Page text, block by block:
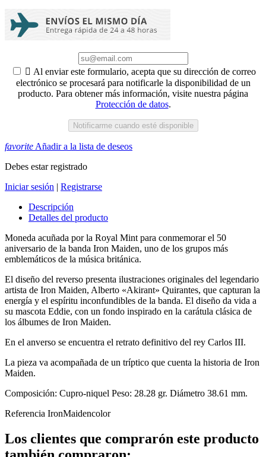
 Al enviar este formulario, acepta que su dirección de correo
electrónico se procesará para notificarle la disponibilidad de un
producto. Para obtener más información, visite nuestra página
Protección de datos.
Notificarme cuando esté disponible
favorite Añadir a la lista de deseos
Debes estar registrado
Iniciar sesión | Registrarse
Descripción
Detalles del producto
Moneda acuñada por la Royal Mint para conmemorar el 50
aniversario de la banda Iron Maiden, uno de los grupos más
emblemáticos de la música británica.
El diseño del reverso presenta ilustraciones originales del legendario
artista de Iron Maiden, Alberto «Akirant» Quirantes, que capturan la
energía y el espíritu inconfundibles de la banda. El diseño da vida a
su mascota Eddie, con un fondo inspirado en la carátula clásica de
los álbumes de Iron Maiden.
En el anverso se encuentra el retrato definitivo del rey Carlos III.
La pieza va acompañada de un tríptico que cuenta la historia de Iron
Maiden.
Composición: Cupro-niquel Peso: 28.28 gr. Diámetro 38.61 mm.
Referencia IronMaidencolor
Los clientes que comprarón este producto